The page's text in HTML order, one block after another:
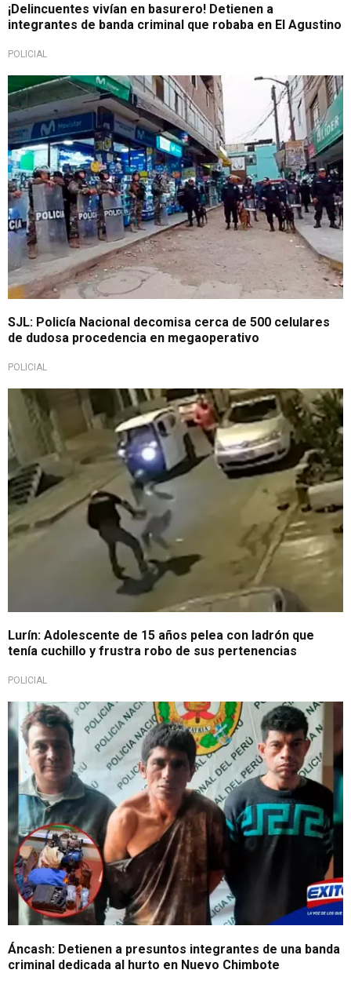
¡Delincuentes vivían en basurero! Detienen a
integrantes de banda criminal que robaba en El Agustino
POLICIAL
Gran despliegue
SJL: Policía Nacional decomisa cerca de 500 celulares
de dudosa procedencia en megaoperativo
POLICIAL
Inseguridad ciudadana
Lurín: Adolescente de 15 años pelea con ladrón que
tenía cuchillo y frustra robo de sus pertenencias
POLICIAL
Áncash: Detienen a presuntos integrantes de una banda
criminal dedicada al hurto en Nuevo Chimbote